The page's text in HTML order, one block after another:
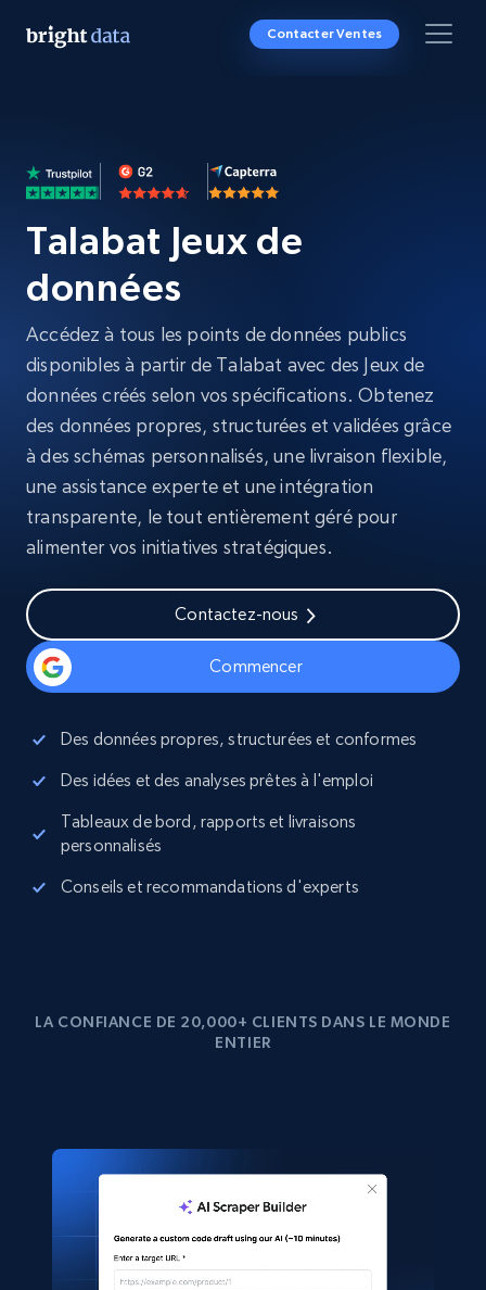
Contacter Ventes
Talabat Jeux de
données
Accédez à tous les points de données publics
disponibles à partir de Talabat avec des Jeux de
données créés selon vos spécifications. Obtenez
des données propres, structurées et validées grâce
à des schémas personnalisés, une livraison flexible,
une assistance experte et une intégration
transparente, le tout entièrement géré pour
alimenter vos initiatives stratégiques.
Contactez-nous
Commencer
Des données propres, structurées et conformes
Des idées et des analyses prêtes à l'emploi
Tableaux de bord, rapports et livraisons
personnalisés
Conseils et recommandations d'experts
LA CONFIANCE DE 20,000+ CLIENTS DANS LE MONDE
ENTIER